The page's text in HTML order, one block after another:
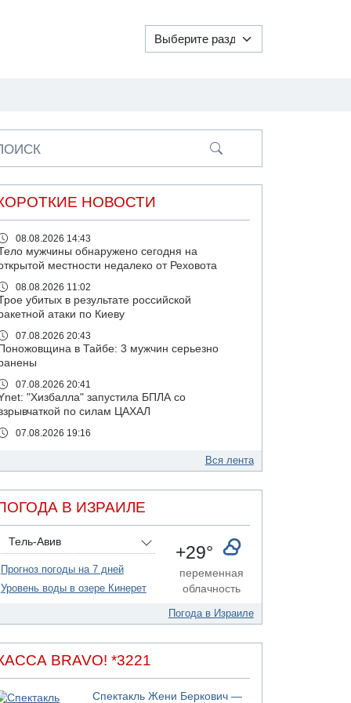
НОВОСТИ
08.08.2026 14:43
мужчины обнаружено сегодня на
местности недалеко от Реховота
08.08.2026 11:02
убитых в результате российской
атаки по Киеву
07.08.2026 20:43
Поножовщина в Тайбе: 3 мужчин серьезно
07.08.2026 20:41
"Хизбалла" запустила БПЛА со
по силам ЦАХАЛ
07.08.2026 19:16
Иерусалиме
Подозреваемый в домогательствах в хостеле
- Гильбоа Дахан
Обнародовано имя полицейского,
подозреваемого в коррупционных
07.08.2026 17:51
отказался заморозить лишение
льгот для уклонистов-харедим
Вся лента
В ИЗРАИЛЕ
Тель-Авив
Прогноз погоды на 7 дней
Уровень воды в озере Кинерет
+29°
переменная
облачность
Погода в Израиле
BRAVO! *3221
Спектакль Жени Беркович —